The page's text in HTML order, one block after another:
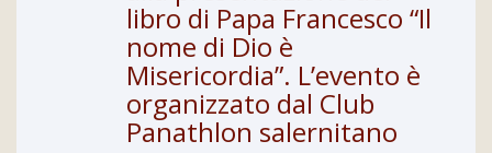
libro di Papa Francesco “Il
nome di Dio è
Misericordia”. L’evento è
organizzato dal Club
Panathlon salernitano